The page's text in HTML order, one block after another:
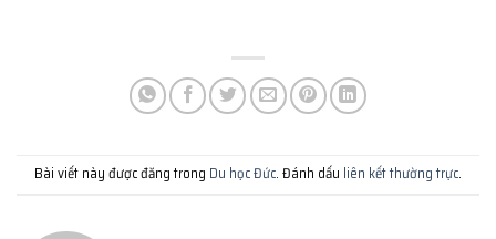
Bài viết này được đăng trong Du học Đức. Đánh dấu liên kết thường trực.